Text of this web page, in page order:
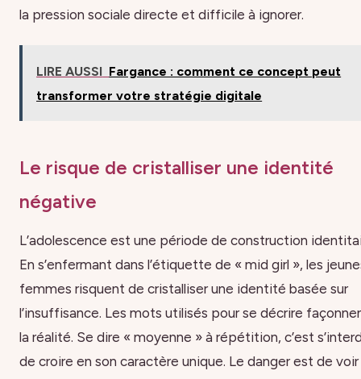
la pression sociale directe et difficile à ignorer.
LIRE AUSSI Fargance : comment ce concept peut
transformer votre stratégie digitale
Le risque de cristalliser une identité
négative
L’adolescence est une période de construction
En s’enfermant dans l’étiquette de « mid girl », les
femmes risquent de cristalliser une identité basée sur
l’insuffisance. Les mots utilisés pour se décrire
la réalité. Se dire « moyenne » à répétition, c’est
de croire en son caractère unique. Le danger est de voir